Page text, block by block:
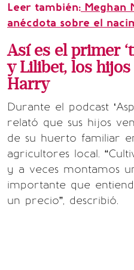
Leer también: Meghan
anécdota sobre el
Así es el primer
y Lilibet, los
Harry
Durante el podcast
relató que sus hijos
de su huerto familiar
agricultores local.
y a veces montamos
importante que
un precio”, describió.